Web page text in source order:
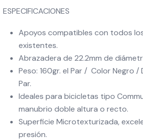
ESPECIFICACIONES
Apoyos compatibles con todos
existentes.
Abrazadera de 22.2mm de
Peso: 160gr. el Par / Color Negro
Par.
Ideales para bicicletas tipo
manubrio doble altura o recto.
Superficie Microtexturizada,
presión.